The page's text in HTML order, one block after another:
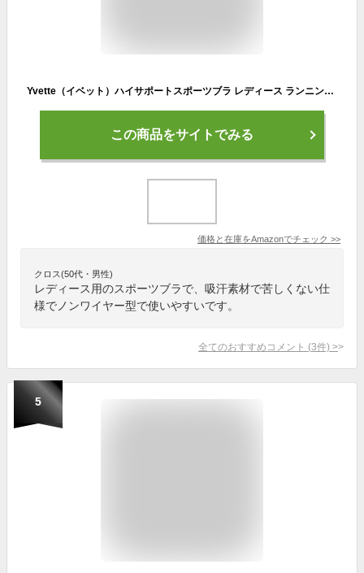
Yvette（イベット）ハイサポートスポーツブラ レディース ランニング用ノンワイヤー揺れない 前開き フィットネスブラ M(D-F) ブラック
この商品をサイトでみる
価格と在庫をAmazonでチェック >>
クロス(50代・男性)
レディース用のスポーツブラで、吸汗素材で苦しくない仕
様でノンワイヤー型で使いやすいです。
全てのおすすめコメント (3件) >
5